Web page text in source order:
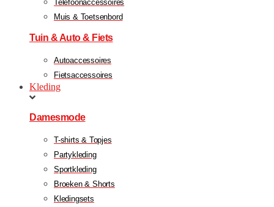
Telefoonaccessoires
Muis & Toetsenbord
Tuin & Auto & Fiets
Autoaccessoires
Fietsaccessoires
Kleding
Damesmode
T-shirts & Topjes
Partykleding
Sportkleding
Broeken & Shorts
Kledingsets